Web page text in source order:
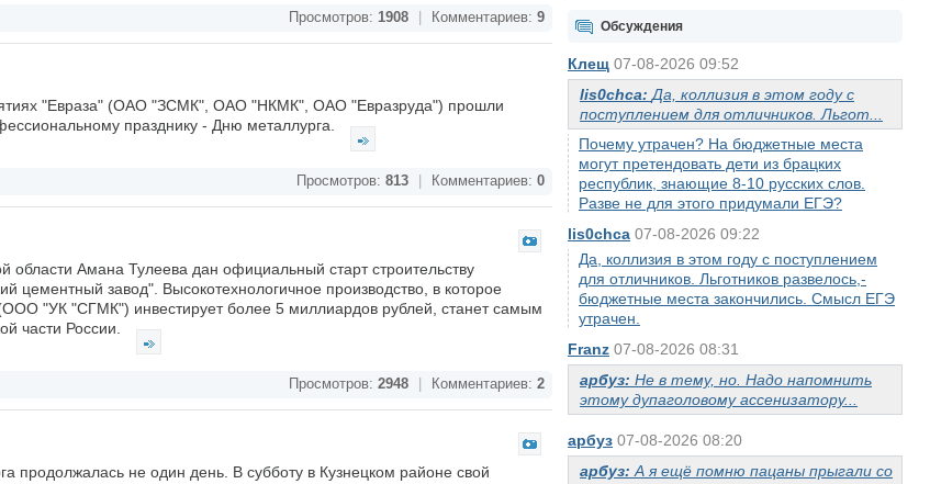
Обсуждения
Клещ 07-08-2026 09:52
lis0chca: Да, коллизия в этом году с
поступлением для отличников. Льгот...
Почему утрачен? На бюджетные места
могут претендовать дети из брацких
республик, знающие 8-10 русских слов.
Разве не для этого придумали ЕГЭ?
lis0chca 07-08-2026 09:22
Да, коллизия в этом году с поступлением
для отличников. Льготников развелось,-
бюджетные места закончились. Смысл ЕГЭ
утрачен.
Franz 07-08-2026 08:31
арбуз: Не в тему, но. Надо напомнить
этому дупаголовому ассенизатору...
арбуз 07-08-2026 08:20
арбуз: А я ещё помню пацаны прыгали со
Просмотров: 1908 Комментариев: 9
"Евраза" (ОАО "ЗСМК", ОАО "НКМК", ОАО "Евразруда") прошли
празднику - Дню металлурга.
Просмотров: 813 Комментариев: 0
области Амана Тулеева дан официальный старт строительству
цементный завод". Высокотехнологичное производство, в которое
"УК "СГМК") инвестирует более 5 миллиардов рублей, станет самым
части России.
Просмотров: 2948 Комментариев: 2
продолжалась не один день. В субботу в Кузнецком районе свой